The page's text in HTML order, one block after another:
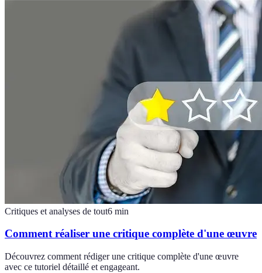
Critiques et analyses de tout6 min
Comment réaliser une critique complète d'une œuvre
Découvrez comment rédiger une critique complète d'une œuvre
avec ce tutoriel détaillé et engageant.